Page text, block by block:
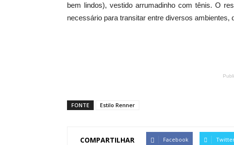
bem lindos), vestido arrumadinho com tênis. O
necessário para transitar entre diversos ambientes,
FONTE Estilo Renner
COMPARTILHAR Facebook